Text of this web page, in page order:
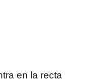
en la recta